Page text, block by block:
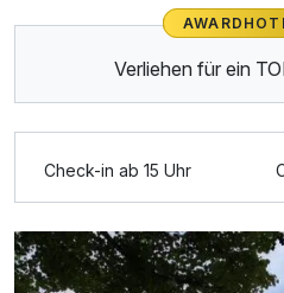
Zusatznächte
Einzelzimmer mit Balkon
1 Erwachsenen
Verliehen für ein
Check-in ab 15 Uhr